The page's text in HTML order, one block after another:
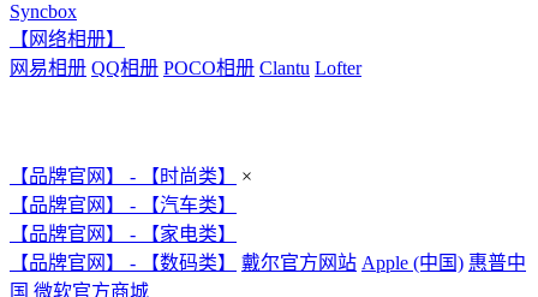
Syncbox
【网络相册】
网易相册 QQ相册 POCO相册 Clantu Lofter
【品牌官网】 - 【时尚类】
×
【品牌官网】 - 【汽车类】
【品牌官网】 - 【家电类】
【品牌官网】 - 【数码类】
戴尔官方网站 Apple (中国) 惠普中
国 微软官方商城